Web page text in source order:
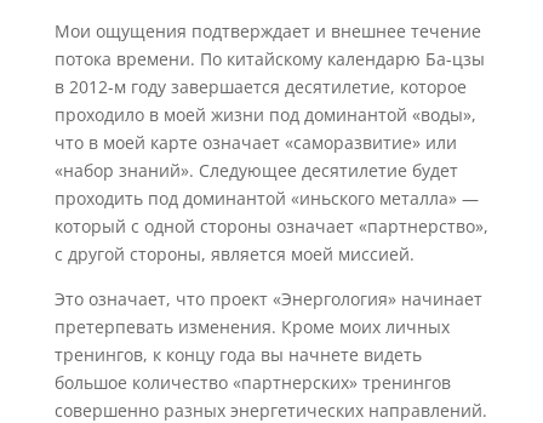
Мои ощущения подтверждает и внешнее течение
потока времени. По китайскому календарю Ба-цзы
в 2012-м году завершается десятилетие, которое
проходило в моей жизни под доминантой «воды»,
что в моей карте означает «саморазвитие» или
«набор знаний». Следующее десятилетие будет
проходить под доминантой «иньского металла» —
который с одной стороны означает «партнерство»,
с другой стороны, является моей миссией.
Это означает, что проект «Энергология» начинает
претерпевать изменения. Кроме моих личных
тренингов, к концу года вы начнете видеть
большое количество «партнерских» тренингов
совершенно разных энергетических направлений.